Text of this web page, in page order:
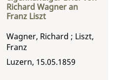
Richard Wagner an
Franz Liszt
Wagner, Richard ; Liszt,
Franz
Luzern, 15.05.1859